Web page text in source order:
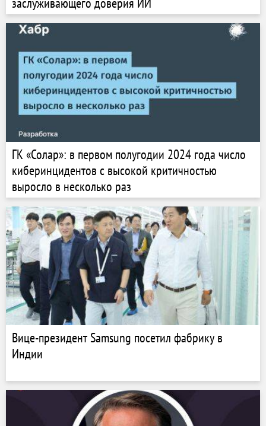
ГК «Солар»: в первом полугодии 2024 года число
киберинцидентов с высокой критичностью
выросло в несколько раз
Вице-президент Samsung посетил фабрику в
Индии